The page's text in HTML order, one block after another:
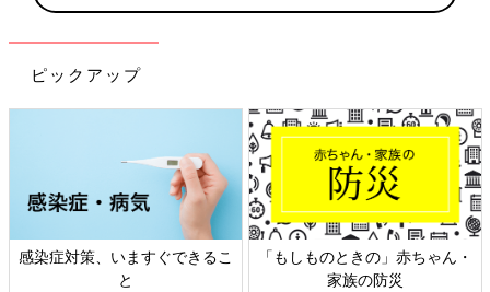
ピックアップ
ちゃん・
日本外来小児科学会リーフレッ
六星占術 細木かおり